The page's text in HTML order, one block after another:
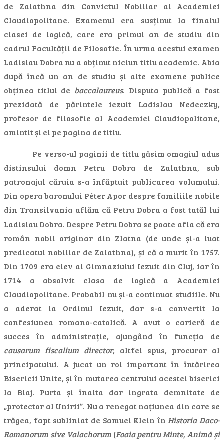
de Zalathna din Convictul Nobiliar al Academiei
Claudiopolitane. Examenul era susținut la finalul
clasei de logică, care era primul an de studiu din
cadrul Facultății de Filosofie. În urma acestui examen
Ladislau Dobra nu a obținut niciun titlu academic. Abia
după încă un an de studiu și alte examene publice
obținea titlul de baccalaureus. Disputa publică a fost
prezidată de părintele iezuit Ladislau Nedeczky,
profesor de filosofie al Academiei Claudiopolitane,
amintit și el pe pagina de titlu.
Pe verso-ul paginii de titlu găsim omagiul adus
distinsului domn Petru Dobra de Zalathna, sub
patronajul căruia s-a înfăptuit publicarea volumului.
Din opera baronului Péter Apor despre familiile nobile
din Transilvania aflăm că Petru Dobra a fost tatăl lui
Ladislau Dobra. Despre Petru Dobra se poate afla că era
român nobil originar din Zlatna (de unde și-a luat
predicatul nobiliar de Zalathna), și că a murit în 1757.
Din 1709 era elev al Gimnaziului Iezuit din Cluj, iar în
1714 a absolvit clasa de logică a Academiei
Claudiopolitane. Probabil nu și-a continuat studiile. Nu
a aderat la Ordinul Iezuit, dar s-a convertit la
confesiunea romano-catolică. A avut o carieră de
succes în administrație, ajungând în funcția de
causarum fiscalium director, altfel spus, procuror al
principatului. A jucat un rol important în întărirea
Bisericii Unite, și în mutarea centrului acestei biserici
la Blaj. Purta și înalta dar ingrata demnitate de
„protector al Unirii”. Nu a renegat națiunea din care se
trăgea, fapt subliniat de Samuel Klein în Historia Daco-
Romanorum sive Valachorum(Foaia pentru Minte, Animă și